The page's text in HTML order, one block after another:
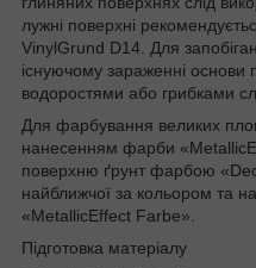
лужні поверхні
VinylGrund D14. Для
існуючому зараженні основи
водоростями або грибками
Для фарбування великих
нанесенням фарби
поверхню ґрунт фарбою
найближчої за кольором та
«MetallicEffect Farbe».
Підготовка матеріалу